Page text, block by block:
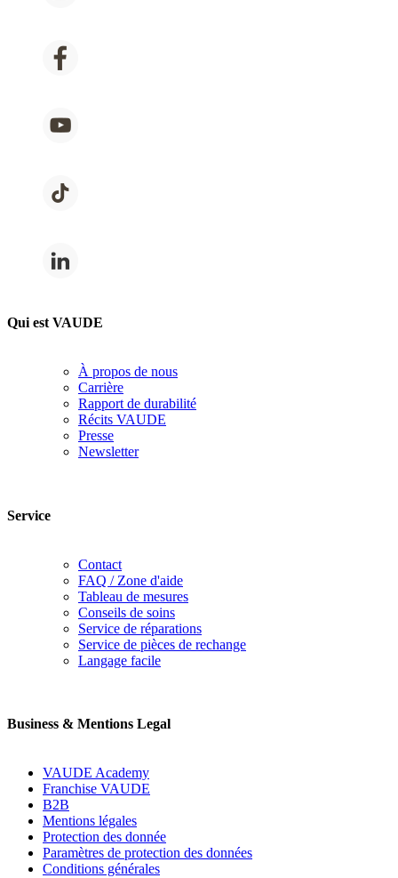
Qui est VAUDE
À propos de nous
Carrière
Rapport de durabilité
Récits VAUDE
Presse
Newsletter
Service
Contact
FAQ / Zone d'aide
Tableau de mesures
Conseils de soins
Service de réparations
Service de pièces de rechange
Langage facile
Business & Mentions Legal
VAUDE Academy
Franchise VAUDE
B2B
Mentions légales
Protection des donnée
Paramètres de protection des données
Conditions générales